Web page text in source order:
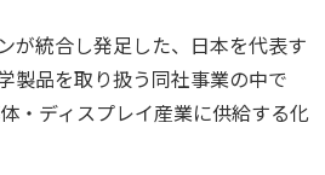
が統合し発足した、日本を代表す
製品を取り扱う同社事業の中で
・ディスプレイ産業に供給する化